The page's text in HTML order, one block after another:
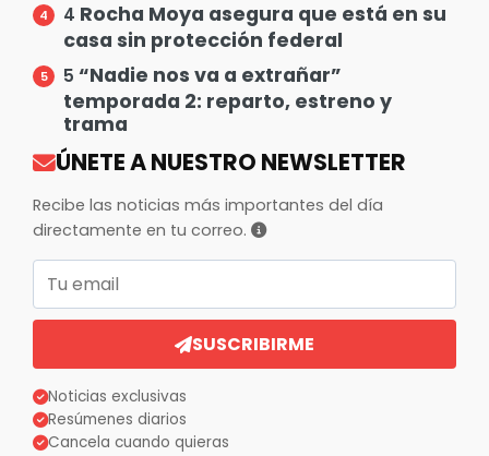
4 Rocha Moya asegura que está en su
casa sin protección federal
5 “Nadie nos va a extrañar”
temporada 2: reparto, estreno y
trama
ÚNETE A NUESTRO NEWSLETTER
Recibe las noticias más importantes del día
directamente en tu correo.
SUSCRIBIRME
Noticias exclusivas
Resúmenes diarios
Cancela cuando quieras